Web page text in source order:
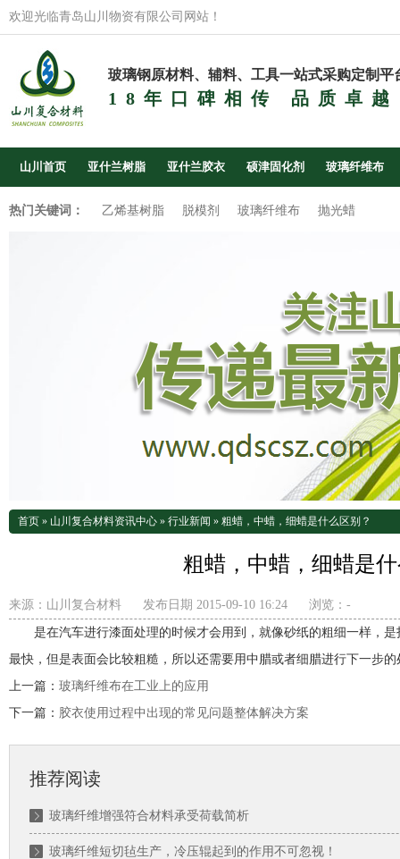
欢迎光临青岛山川物资有限公司网站！
玻璃钢原材料、辅料、工具一站式采购定制平
18年口碑相传 品质卓越
山川首页 亚什兰树脂 亚什兰胶衣 硕津固化剂 玻璃纤维布
热门关键词： 乙烯基树脂 脱模剂 玻璃纤维布 抛光蜡
首页 » 山川复合材料资讯中心 » 行业新闻 » 粗蜡，中蜡，细蜡是什么区别？
粗蜡，中蜡，细蜡是
来源： 山川复合材料 发布日期 2015-09-10 16:24 浏览： -
是在汽车进行漆面处理的时候才会用到，就像砂纸的粗细一样，
最快，但是表面会比较粗糙，所以还需要用中腊或者细腊进行下一步的
上一篇： 玻璃纤维布在工业上的应用
下一篇： 胶衣使用过程中出现的常见问题整体解决方案
推荐阅读
玻璃纤维增强符合材料承受荷载简析
玻璃纤维短切毡生产，冷压辊起到的作用不可忽视！